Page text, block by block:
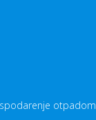
otpadom